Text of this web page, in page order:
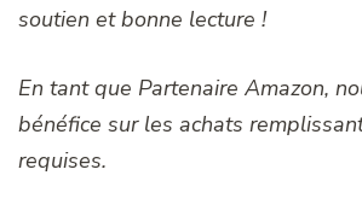
soutien et bonne lecture !
En tant que Partenaire Amazon,
bénéfice sur les achats
requises.